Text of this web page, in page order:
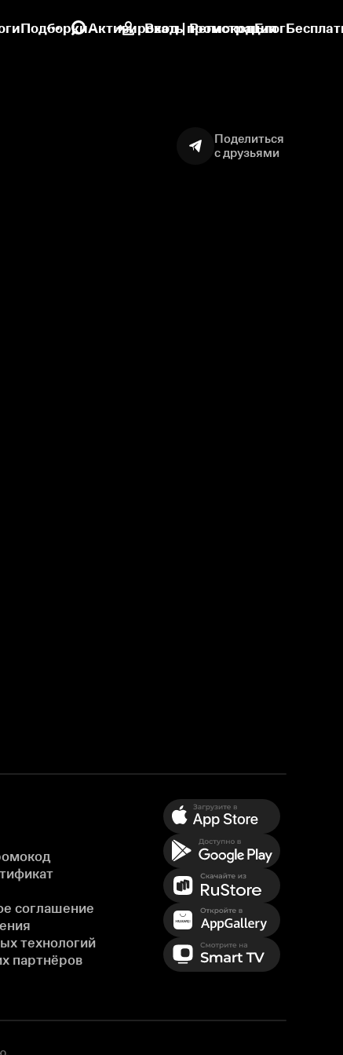
ПодборкиАктивировать промокодБлог
Вход | Регистрация
Поделиться
с друзьями
соглашение
технологий
партнёров